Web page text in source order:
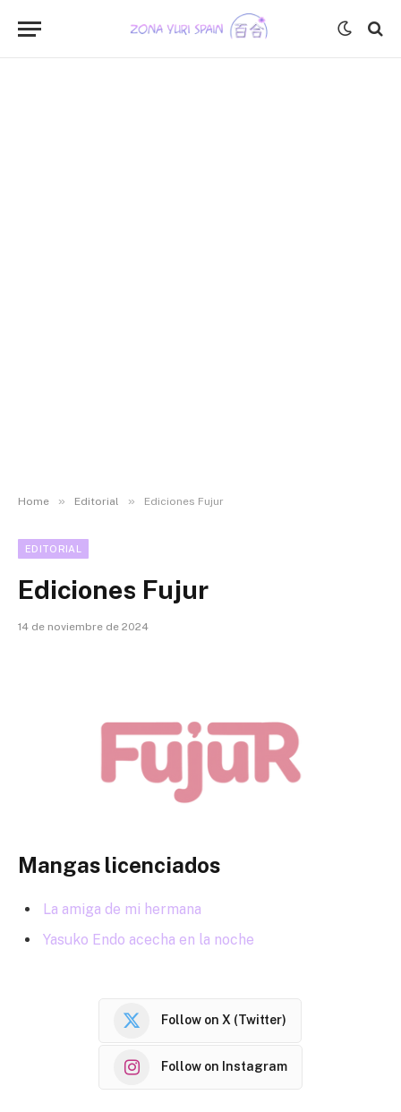
Home » Editorial » Ediciones Fujur
EDITORIAL
Ediciones Fujur
14 de noviembre de 2024
Mangas licenciados
La amiga de mi hermana
Yasuko Endo acecha en la noche
Follow on X (Twitter)
Follow on Instagram